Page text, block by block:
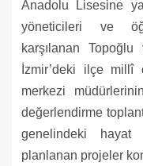
Anadolu Lisesine
yöneticileri ve
karşılanan
İzmir’deki ilçe
merkezi
değerlendirme
genelindeki
planlanan projeler